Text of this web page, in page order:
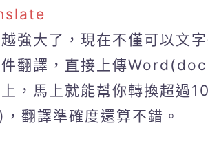
強大了，現在不僅可以文字
件翻譯，直接上傳
，馬上就能幫你轉換超過
翻譯準確度還算不錯。